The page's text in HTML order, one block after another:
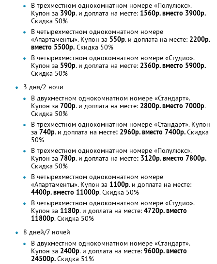
В трехместном однокомнатном номере «Полулюкс».
Купон за 390р. и доплата на месте: 1560р. вместо 3900р.
Скидка 50%
В четырехместном однокомнатном номере
«Апартаменты». Купон за 550р. и доплата на месте: 2200р.
вместо 5500р. Скидка 50%
В четырехместном однокомнатном номере «Студио».
Купон за 590р. и доплата на месте: 2360р. вместо 5900р.
Скидка 50%
3 дня/2 ночи
В двухместном однокомнатном номере «Стандарт».
Купон за 700р. и доплата на месте: 2800р. вместо 7000р.
Скидка 50%
В трехместном однокомнатном номере «Стандарт». Купон
за 740р. и доплата на месте: 2960р. вместо 7400р.Скидка
50%
В трехместном однокомнатном номере «Полулюкс».
Купон за 780р. и доплата на месте: 3120р. вместо 7800р.
Скидка 50%
В четырехместном однокомнатном номере
«Апартаменты». Купон за 1100р. и доплата на месте:
4400р. вместо 11000р. Скидка 50%
В четырехместном однокомнатном номере «Студио».
Купон за 1180р. и доплата на месте: 4720р. вместо
11800р. Скидка 50%
8 дней/7 ночей
В двухместном однокомнатном номере «Стандарт».
Купон за 2400р. и доплата на месте: 9600р. вместо
24500р.Скидка 51%